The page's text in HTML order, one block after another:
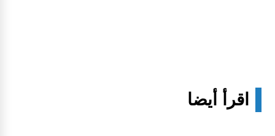
اقرأ أيضا